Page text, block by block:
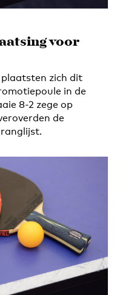
voor
zich dit
in de
8-2 zege op
de